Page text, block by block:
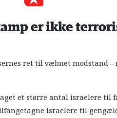
er ikke
ret til væbnet modstand –
et større antal israelere til
israelere til